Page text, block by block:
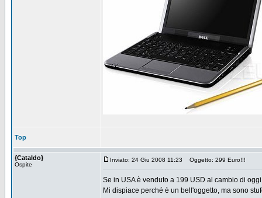
Top
{Cataldo}
Ospite
Inviato: 24 Giu 2008 11:23 Oggetto: 299 Euro!!!
Se in USA è venduto a 199 USD al cambio di
Mi dispiace perché è un bell'oggetto, ma sono